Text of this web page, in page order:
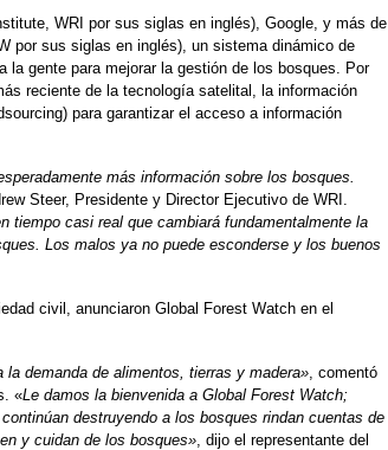
WRI por sus siglas en inglés), Google, y más de
por sus siglas en inglés), un sistema dinámico de
la gente para mejorar la gestión de los bosques. Por
reciente de la tecnología satelital, la información
para garantizar el acceso a información
más información sobre los bosques.
Steer, Presidente y Director Ejecutivo de WRI.
tiempo casi real que cambiará fundamentalmente la
Los malos ya no puede esconderse y los buenos
civil, anunciaron Global Forest Watch en el
demanda de alimentos, tierras y madera», comentó
«Le damos la bienvenida a Global Forest Watch;
destruyendo a los bosques rindan cuentas de
y cuidan de los bosques», dijo el representante del